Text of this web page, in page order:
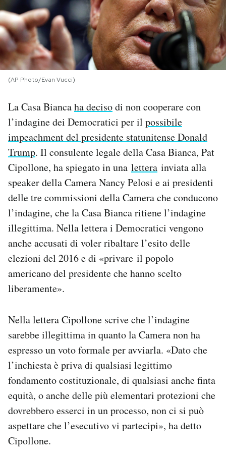
I MIEI PREFERITI
SHOP
AREA PERSONALE
Area Personale
Newsletter
Notifiche mobile
Regala il Post
Hai bisogno di aiuto?
Esci
(AP Photo/Evan Vucci)
La Casa Biancaha decisodi non cooperare con
l’indagine dei Democratici per il possibile
impeachment del presidente statunitense Donald
Trump. Il consulente legale della Casa Bianca, Pat
Cipollone, ha spiegato in una lettera inviata alla
speaker della Camera Nancy Pelosi e ai presidenti
delle tre commissioni della Camera che conducono
l’indagine, che la Casa Bianca ritiene l’indagine
illegittima. Nella lettera i Democratici vengono
anche accusati di voler ribaltare l’esito delle
elezioni del 2016 e di «privare il popolo
americano del presidente che hanno scelto
liberamente».
Nella lettera Cipollone scrive che l’indagine
sarebbe illegittima in quanto la Camera non ha
espresso un voto formale per avviarla. «Dato che
l’inchiesta è priva di qualsiasi legittimo
fondamento costituzionale, di qualsiasi anche finta
equità, o anche delle più elementari protezioni che
dovrebbero esserci in un processo, non ci si può
aspettare che l’esecutivo vi partecipi», ha detto
Cipollone.